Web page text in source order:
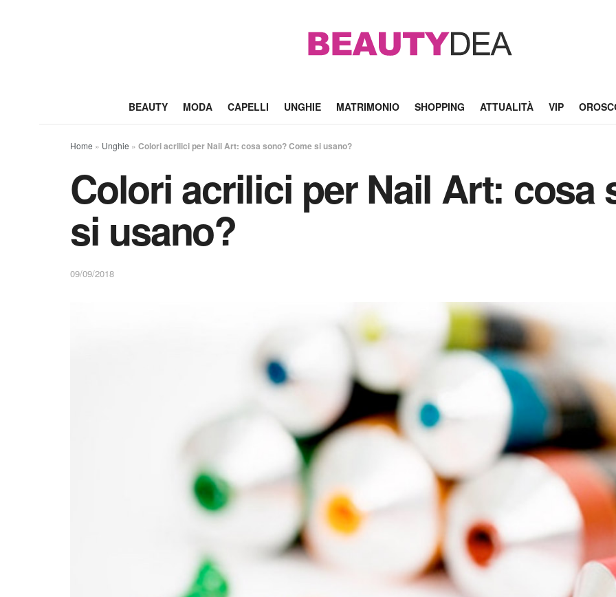
BEAUTY MODA CAPELLI UNGHIE MATRIMONIO SHOPPING ATTUALITÀ VIP
Home » Unghie » Colori acrilici per Nail Art: cosa sono? Come si usano?
Colori acrilici per Nail Art: cosa
si usano?
09/09/2018